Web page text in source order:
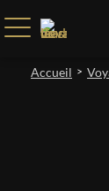
Accueil >